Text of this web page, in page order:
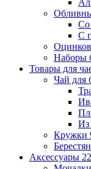
Со
С
Наборы
Товары для
Чай для
Из
Кружки
Аксессуары